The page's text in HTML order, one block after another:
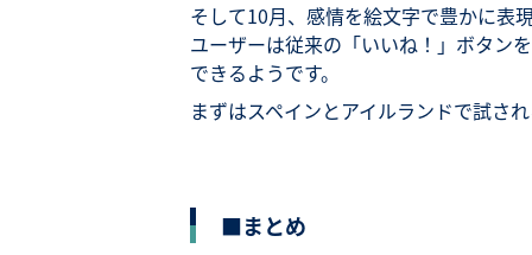
そして10月、感情を絵文字で豊かに表
ユーザーは従来の「いいね！」ボタン
できるようです。
まずはスペインとアイルランドで試さ
■まとめ